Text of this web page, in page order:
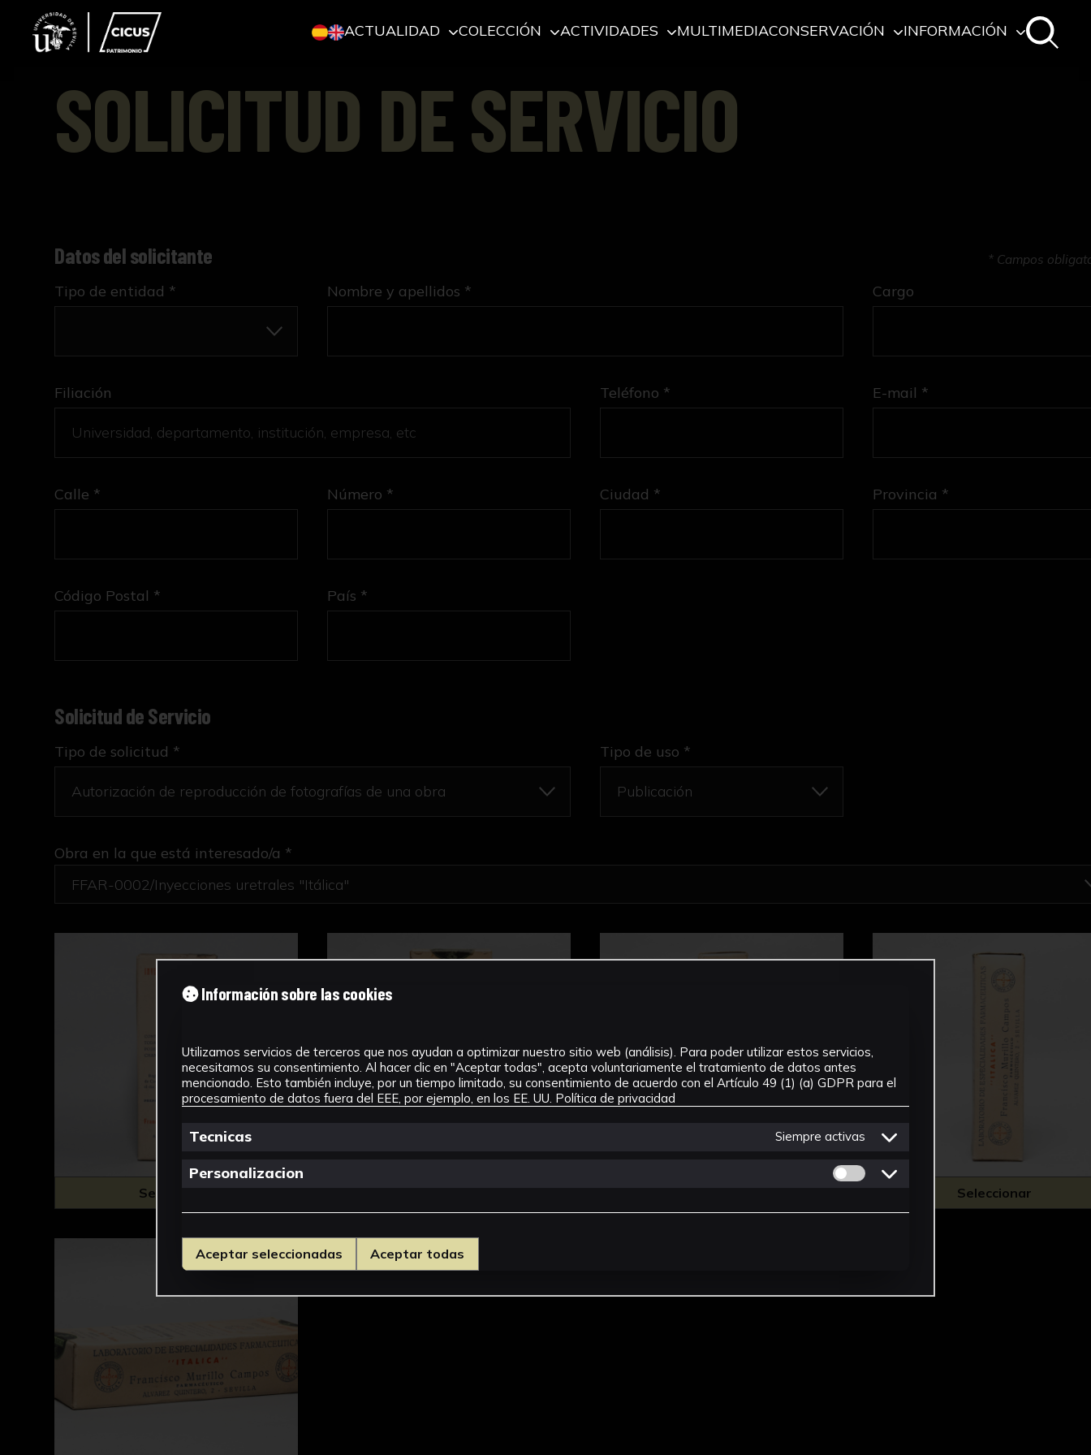
ACTUALIDAD COLECCIÓN ACTIVIDADES MULTIMEDIACONSERVACIÓN INFORMACIÓN
SOLICITUD DE SERVICIO
Datos del solicitante * Campos
Tipo de entidad * Nombre y apellidos * Cargo
Filiación Teléfono * E-mail *
Calle * Número * Ciudad * Provincia *
Código Postal * País *
Solicitud de Servicio
Tipo de solicitud * Tipo de uso *
Obra en la que está interesado/a *
FFAR-0002/Inyecciones uretrales "Itálica"
Seleccionar Seleccionar
Información sobre las cookies
Utilizamos servicios de terceros que nos ayudan a optimizar nuestro sitio web (análisis). Para poder utilizar estos servicios,
necesitamos su consentimiento. Al hacer clic en "Aceptar todas", acepta voluntariamente el tratamiento de datos antes
mencionado. Esto también incluye, por un tiempo limitado, su consentimiento de acuerdo con el Artículo 49 (1) (a) GDPR para el
procesamiento de datos fuera del EEE, por ejemplo, en los EE. UU. Política de privacidad
Tecnicas Siempre activas
Personalizacion Permitir cookies de Personalizacion
Aceptar seleccionadas Aceptar todas